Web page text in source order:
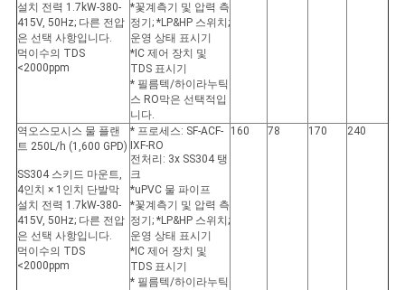
설치 전력 1.7kW-380-
415V, 50Hz; 다른 전압
은 선택 사항입니다.
먹이수의 TDS
<2000ppm
*꽃계측기 및 압력 측
정기; *LP&HP 스위치;
운영 상태 표시기
*IC 제어 장치 및
TDS 표시기
* 필름텍/하이라누틱
스 RO막은 선택적입
니다.
역오스모시스 물 플랜
트 250L/h (1,600 GPD)
SS304 스키드 마운트,
4인치 × 1인치 단발막
설치 전력 1.7kW-380-
415V, 50Hz; 다른 전압
은 선택 사항입니다.
먹이수의 TDS
<2000ppm
* 프로세스: SF-ACF-
IXF-RO
전처리: 3x SS304 탱
크
*uPVC 물 파이프
*꽃계측기 및 압력 측
정기; *LP&HP 스위치;
운영 상태 표시기
*IC 제어 장치 및
TDS 표시기
* 필름텍/하이라누틱
160 78 170 240